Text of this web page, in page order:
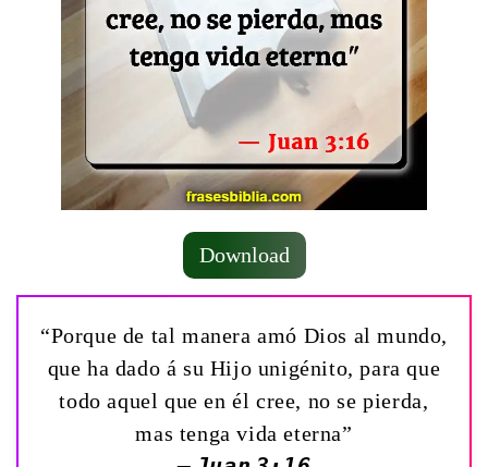
Download
“Porque de tal manera amó Dios al mundo,
que ha dado á su Hijo unigénito, para que
todo aquel que en él cree, no se pierda,
mas tenga vida eterna”